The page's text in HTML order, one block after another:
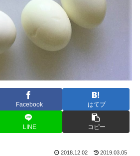
Facebook はてブ
LINE コピー
2018.12.02 2019.03.05